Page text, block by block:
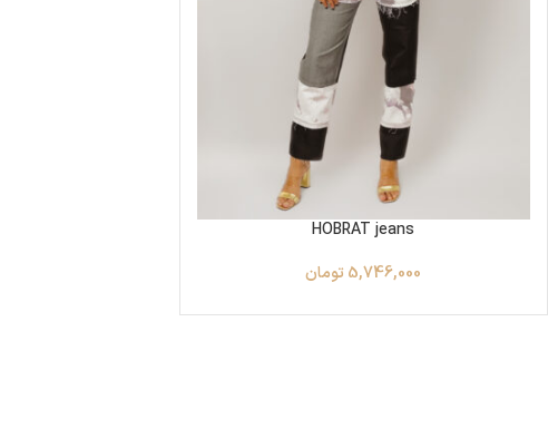
HOBRAT jeans
5,746,000 تومان